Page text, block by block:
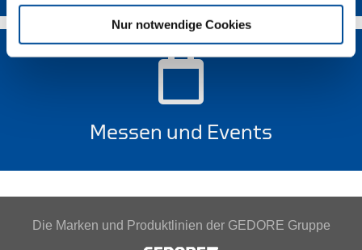
Nur notwendige Cookies
Messen und Events
Die Marken und Produktlinien der GEDORE Gruppe